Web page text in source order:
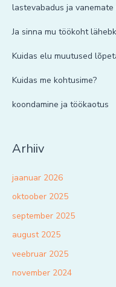
lastevabadus ja
Ja sinna mu töökoht
Kuidas elu muutused
Kuidas me kohtusime?
koondamine ja töökaotus
Arhiiv
jaanuar 2026
oktoober 2025
september 2025
august 2025
veebruar 2025
november 2024